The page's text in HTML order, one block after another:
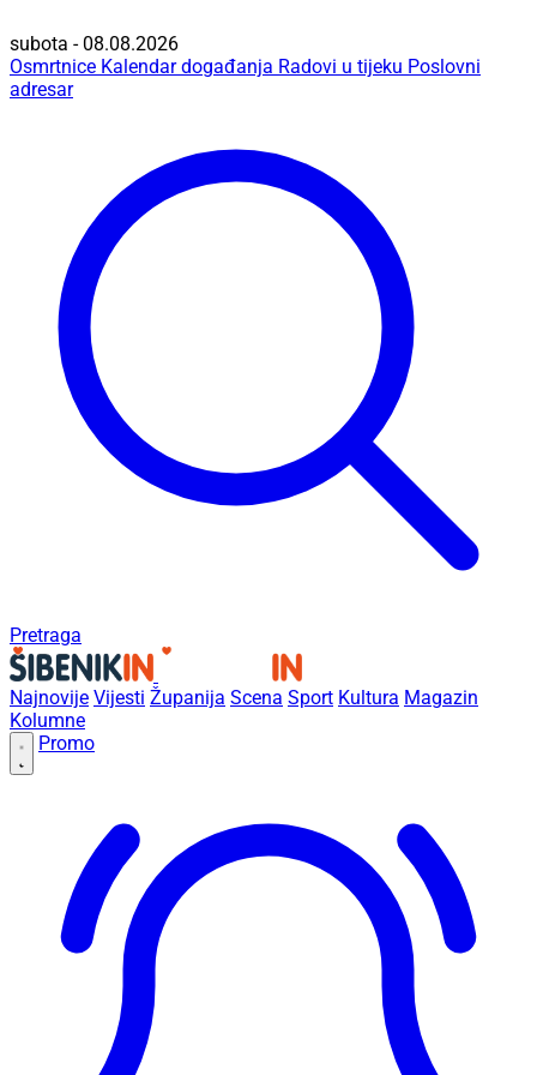
subota - 08.08.2026
Osmrtnice Kalendar događanja Radovi u tijeku Poslovni
adresar
Pretraga
Najnovije Vijesti Županija Scena Sport Kultura Magazin
Kolumne
Promo